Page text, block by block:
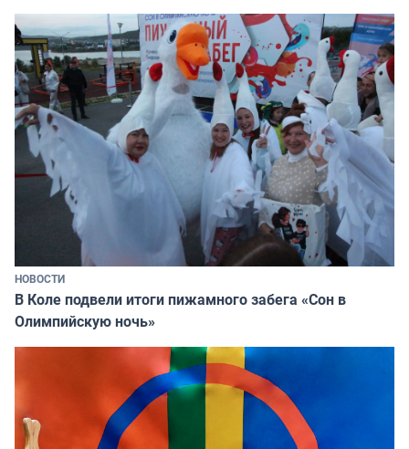
НОВОСТИ
В Коле подвели итоги пижамного забега «Сон в
Олимпийскую ночь»